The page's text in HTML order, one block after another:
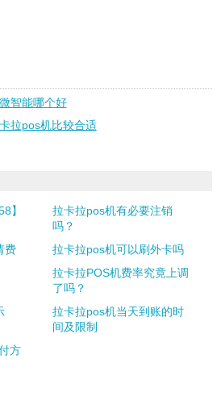
智能哪个好
拉pos机比较合适
】
拉卡拉pos机有必要注销
吗？
费
拉卡拉pos机可以刷外卡吗
拉卡拉POS机费率究竟上调
了吗？
拉卡拉pos机当天到账的时
间及限制
方